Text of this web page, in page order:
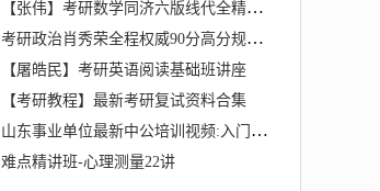
【张伟】考研数学同济六版线代全精讲（推荐课程）
考研政治肖秀荣全程权威90分高分规划最新导学课
【屠皓民】考研英语阅读基础班讲座
【考研教程】最新考研复试资料合集
山东事业单位最新中公培训视频:入门班、题海班和精讲班全套
难点精讲班-心理测量22讲